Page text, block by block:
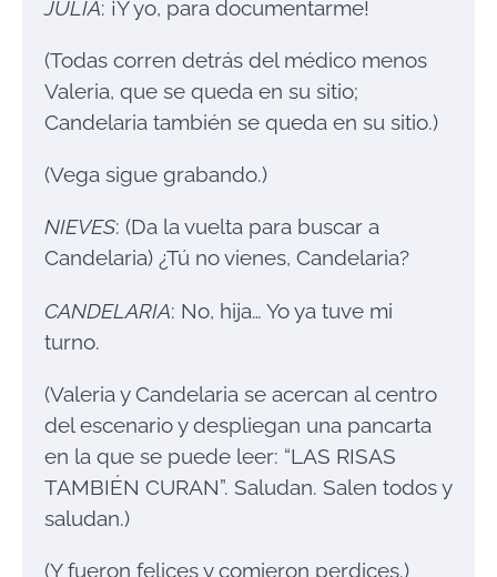
JULIA: ¡Y yo, para documentarme!
(Todas corren detrás del médico menos
Valeria, que se queda en su sitio;
Candelaria también se queda en su sitio.)
(Vega sigue grabando.)
NIEVES: (Da la vuelta para buscar a
Candelaria) ¿Tú no vienes, Candelaria?
CANDELARIA: No, hija… Yo ya tuve mi
turno.
(Valeria y Candelaria se acercan al centro
del escenario y despliegan una pancarta
en la que se puede leer: “LAS RISAS
TAMBIÉN CURAN”. Saludan. Salen todos y
saludan.)
(Y fueron felices y comieron perdices.)